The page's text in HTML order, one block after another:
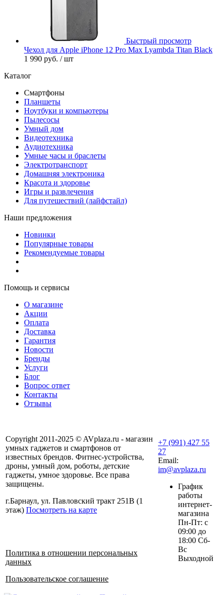
Быстрый просмотр
Чехол для Apple iPhone 12 Pro Max Lyambda Titan Black
1 990 руб. / шт
Каталог
Смартфоны
Планшеты
Ноутбуки и компьютеры
Пылесосы
Умный дом
Видеотехника
Аудиотехника
Умные часы и браслеты
Электротранспорт
Домашняя электроника
Красота и здоровье
Игры и развлечения
Для путешествий (лайфстайл)
Наши предложения
Новинки
Популярные товары
Рекомендуемые товары
Помощь и сервисы
О магазине
Акции
Оплата
Доставка
Гарантия
Новости
Бренды
Услуги
Блог
Вопрос ответ
Контакты
Отзывы
Copyright 2011-2025 © AVplaza.ru - магазин
умных гаджетов и смартфонов от
известных брендов. Фитнес-устройства,
дроны, умный дом, роботы, детские
гаджеты, умное здоровье. Все права
защищены.
г.Барнаул, ул. Павловский тракт 251В (1
этаж) Посмотреть на карте
Политика в отношении персональных
данных
Пользовательское соглашение
+7 (991) 427 55
27
Email:
im@avplaza.ru
График
работы
интернет-
магазина
Пн-Пт: с
09:00 до
18:00 Сб-
Вс
Выходной